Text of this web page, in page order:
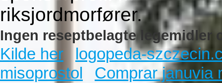
riksjordmorfører.
Ingen reseptbelagte legemidler
Kilde her
logopeda-
misoprostol
Comprar januvia